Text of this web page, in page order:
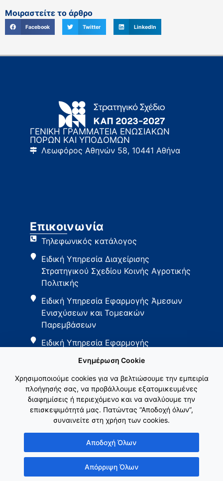
Μοιραστείτε το άρθρο
Facebook Twitter LinkedIn
ΓΕΝΙΚΗ ΓΡΑΜΜΑΤΕΙΑ ΕΝΩΣΙΑΚΩΝ
ΠΟΡΩΝ ΚΑΙ ΥΠΟΔΟΜΩΝ
Λεωφόρος Αθηνών 58, 10441 Αθήνα
Επικοινωνία
Τηλεφωνικός κατάλογος
Ειδική Υπηρεσία Διαχείρισης
Στρατηγικού Σχεδίου Κοινής Αγροτικής
Πολιτικής
Ειδική Υπηρεσία Εφαρμογής Άμεσων
Ενισχύσεων και Τομεακών
Παρεμβάσεων
Ειδική Υπηρεσία Εφαρμογής
Εθνικό Δίκτυο ΚΑΠ
Ενημέρωση Cookie
Χρησιμοποιούμε cookies για να βελτιώσουμε την εμπειρία
πλοήγησής σας, να προβάλλουμε εξατομικευμένες
διαφημίσεις ή περιεχόμενο και να αναλύουμε την
επισκεψιμότητά μας. Πατώντας “Αποδοχή όλων”,
συναινείτε στη χρήση των cookies.
Αποδοχή Όλων
Απόρριψη Όλων